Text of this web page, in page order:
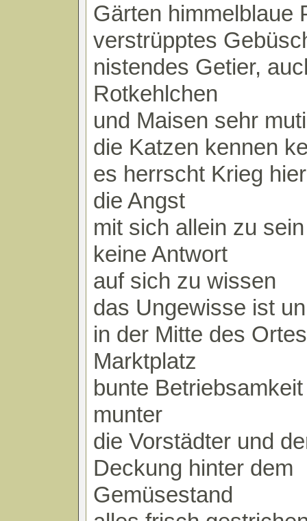
Gärten himmelblaue
verstrüpptes
nistendes Getier,
Rotkehlchen
und Maisen sehr
die Katzen kennen
es herrscht Krieg hier
die Angst
mit sich allein zu sein
keine Antwort
auf sich zu wissen
das Ungewisse ist
in der Mitte des
Marktplatz
bunte
munter
die Vorstädter und
Deckung hinter dem
Gemüsestand